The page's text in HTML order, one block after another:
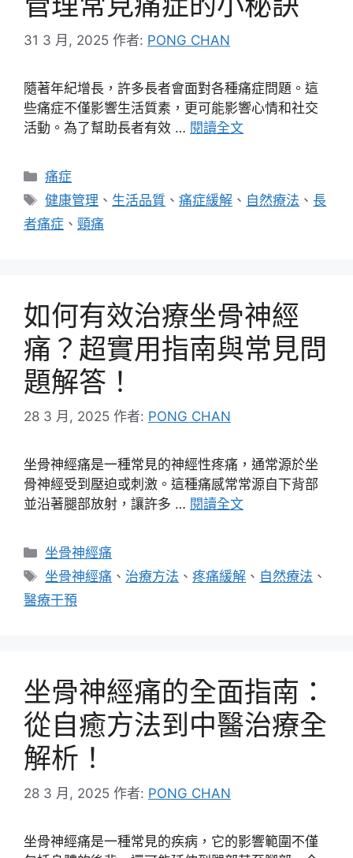
31 3 月, 2025 作者: PONG CHAN
隨著年紀增長，許多長者會面對各種痛症問題。這
些痛症不僅影響生活質素，更可能影響心情和社交
活動。為了幫助長者有效 … 閱讀全文
分
類
痛症
標
籤
健康管理 、 生活品質 、痛症緩解 、 自然療法 、長
者痛症 、 頸痛
如何有效治療坐骨神經
痛？超實用指南與常見問
題解答！
28 3 月, 2025 作者: PONG CHAN
坐骨神經痛是一種常見的神經性疼痛，通常源於坐
骨神經受到壓迫或刺激。這種痛感常常源自下背部
並沿著腿部放射，讓許多 … 閱讀全文
分
類
坐骨神經痛
標
籤
坐骨神經痛 、 治療方法 、疼痛緩解 、 自然療法 、
醫療干預
坐骨神經痛的全面指南：
從自癒方法到中醫治療全
解析！
28 3 月, 2025 作者: PONG CHAN
坐骨神經痛是一種常見的疾病，它的影響範圍不僅